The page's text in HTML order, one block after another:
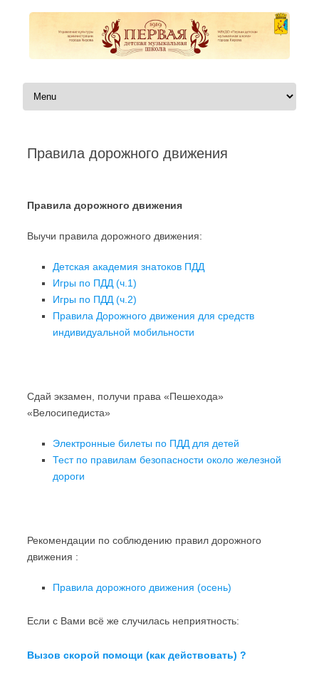
Перейти к содержимому
Правила дорожного движения
Правила дорожного движения
Выучи правила дорожного движения:
Детская академия знатоков ПДД
Игры по ПДД (ч.1)
Игры по ПДД (ч.2)
Правила Дорожного движения для средств
индивидуальной мобильности
Сдай экзамен, получи права «Пешехода»
«Велосипедиста»
Электронные билеты по ПДД для детей
Тест по правилам безопасности около железной
дороги
Рекомендации по соблюдению правил дорожного
движения :
Правила дорожного движения (осень)
Если с Вами всё же случилась неприятность:
Вызов скорой помощи (как действовать) ?